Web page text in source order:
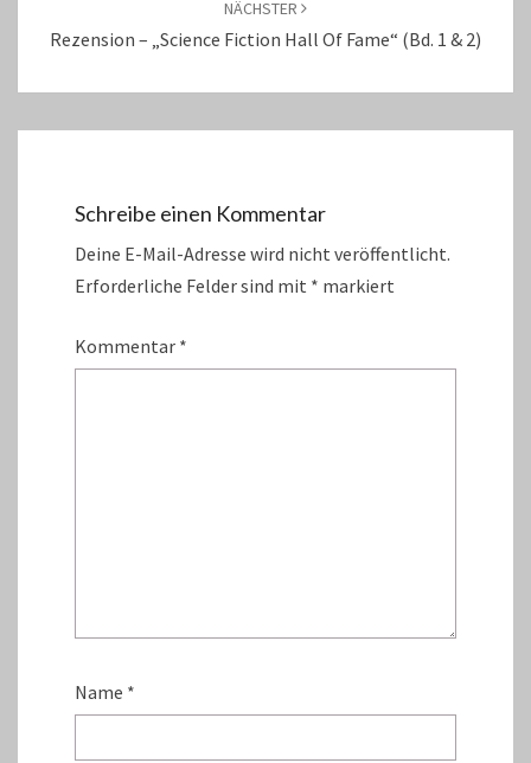
NÄCHSTER
Rezension – „Science Fiction Hall Of Fame“ (Bd. 1 & 2)
Schreibe einen Kommentar
Deine E-Mail-Adresse wird nicht veröffentlicht.
Erforderliche Felder sind mit * markiert
Kommentar *
Name *